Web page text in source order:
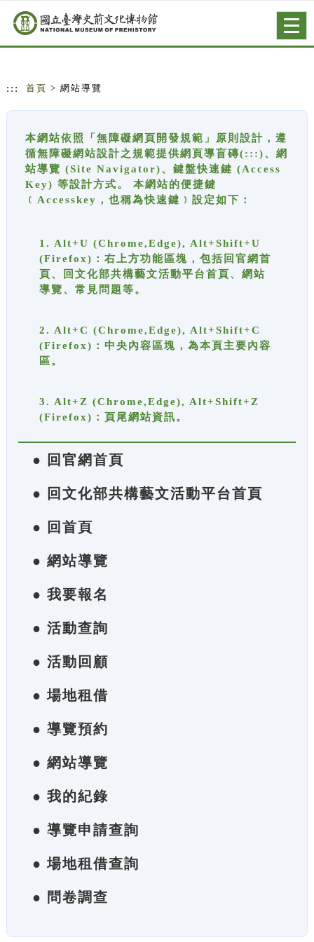
跳到主要內容
網站導覽
::: 首頁 > 網站導覽
本網站依照「無障礙網頁開發規範」原則設計，遵
循無障礙網站設計之規範提供網頁導盲磚(:::)、網
站導覽 (Site Navigator)、鍵盤快速鍵 (Access
Key) 等設計方式。 本網站的便捷鍵
﹝Accesskey，也稱為快速鍵﹞設定如下：
1. Alt+U (Chrome,Edge), Alt+Shift+U
(Firefox)：右上方功能區塊，包括回官網首
頁、回文化部共構藝文活動平台首頁、網站
導覽、常見問題等。
2. Alt+C (Chrome,Edge), Alt+Shift+C
(Firefox)：中央內容區塊，為本頁主要內容
區。
3. Alt+Z (Chrome,Edge), Alt+Shift+Z
(Firefox)：頁尾網站資訊。
● 回官網首頁
● 回文化部共構藝文活動平台首頁
● 回首頁
● 網站導覽
● 我要報名
● 活動查詢
● 活動回顧
● 場地租借
● 導覽預約
● 網站導覽
● 我的紀錄
● 導覽申請查詢
● 場地租借查詢
● 問卷調查